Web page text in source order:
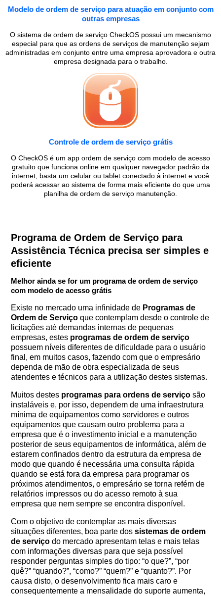
Modelo de ordem de serviço para atuação em conjunto com
outras empresas
O sistema de ordem de serviço CheckOS possui um mecanismo
especial para que as ordens de serviços de manutenção sejam
administradas em conjunto entre uma empresa aprovadora e outra
empresa designada para o trabalho.
Controle de ordem de serviço grátis
O CheckOS é um app ordem de serviço com modelo de acesso
gratuito que funciona online em qualquer navegador padrão da
internet, basta um celular ou tablet conectado à internet e você
poderá acessar ao sistema de forma mais eficiente do que uma
planilha de ordem de serviço manutenção.
Programa de Ordem de Serviço para
Assistência Técnica precisa ser simples e
eficiente
Melhor ainda se for um programa de ordem de serviço
com modelo de acesso grátis
Existe no mercado uma infinidade de Programas de
Ordem de Serviço que contemplam desde o controle de
licitações até demandas internas de pequenas
empresas, estes programas de ordem de serviço
possuem níveis diferentes de dificuldade para o usuário
final, em muitos casos, fazendo com que o empresário
dependa de mão de obra especializada de seus
atendentes e técnicos para a utilização destes sistemas.
Muitos destes programas para ordens de serviço são
instaláveis e, por isso, dependem de uma infraestrutura
mínima de equipamentos como servidores e outros
equipamentos que causam outro problema para a
empresa que é o investimento inicial e a manutenção
posterior de seus equipamentos de informática, além de
estarem confinados dentro da estrutura da empresa de
modo que quando é necessária uma consulta rápida
quando se está fora da empresa para programar os
próximos atendimentos, o empresário se torna refém de
relatórios impressos ou do acesso remoto à sua
empresa que nem sempre se encontra disponível.
Com o objetivo de contemplar as mais diversas
situações diferentes, boa parte dossistemas de ordem
de serviço do mercado apresentam telas e mais telas
com informações diversas para que seja possível
responder perguntas simples do tipo: “o que?”, “por
quê?” “quando?”, “como?” “quem?” e “quanto?”. Por
causa disto, o desenvolvimento fica mais caro e
consequentemente a mensalidade do suporte aumenta,